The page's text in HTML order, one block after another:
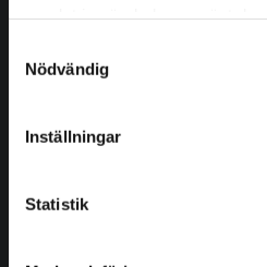
Nödvändig
Inställningar
Statistik